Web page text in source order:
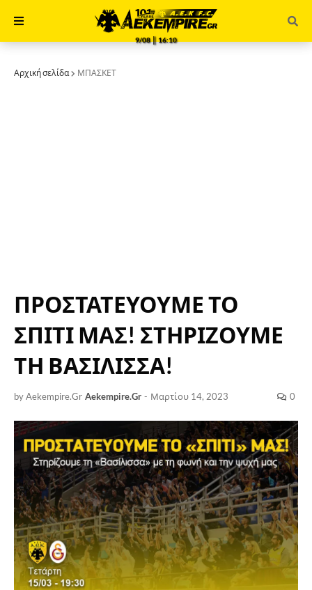
9/08 ║ 16:10
Αρχική σελίδα ΜΠΑΣΚΕΤ
ΠΡΟΣΤΑΤΕΥΟΥΜΕ ΤΟ
ΣΠΙΤΙ ΜΑΣ! ΣΤΗΡΙΖΟΥΜΕ
ΤΗ ΒΑΣΙΛΙΣΣΑ!
by Aekempire.Gr Aekempire.Gr - Μαρτίου 14, 2023 0